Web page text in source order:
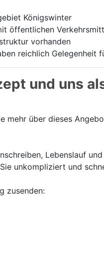
Königswinter
öffentlichen
vorhanden
reichlich Gelegenheit
und uns
mehr über dieses
Lebenslauf
unkompliziert und
zusenden: